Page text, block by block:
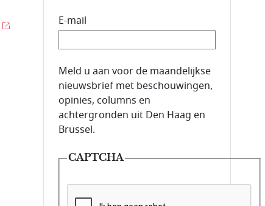
E-mail
E-mailadres van de abonnee.
Meld u aan voor de maandelijkse
nieuwsbrief met beschouwingen,
opinies, columns en
achtergronden uit Den Haag en
Brussel.
CAPTCHA